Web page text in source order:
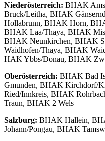
Niederösterreich: BHAK
Bruck/Leitha, BHAK
Hollabrunn, BHAK Horn,
BHAK Laa/Thaya, BHAK
BHAK Neunkirchen, BHAK
Waidhofen/Thaya, BHAK
HAK Ybbs/Donau, BHAK
Oberösterreich: BHAK Bad
Gmunden, BHAK Kirchdorf/
Ried/Innkreis, BHAK
Traun, BHAK 2 Wels
Salzburg: BHAK Hallein,
Johann/Pongau, BHAK